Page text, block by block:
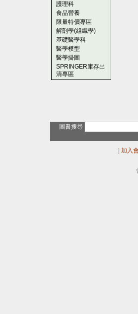
護理科
食品營養
限量特價專區
解剖學(組織學)
基礎醫學科
醫學模型
醫學掛圖
SPRINGER庫存出
清專區
圖書搜尋
加入